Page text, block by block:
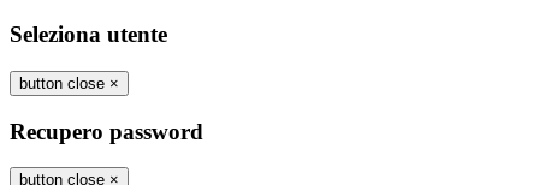
Seleziona utente
button close ×
Recupero password
button close ×